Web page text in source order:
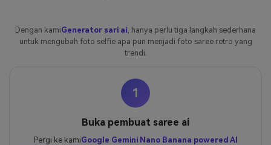
Dengan kamiGenerator sari ai , hanya perlu tiga langkah sederhana
untuk mengubah foto selfie apa pun menjadi foto saree retro yang
trendi.
1
Buka pembuat saree ai
Pergi ke kamiGoogle Gemini Nano Banana powered AI